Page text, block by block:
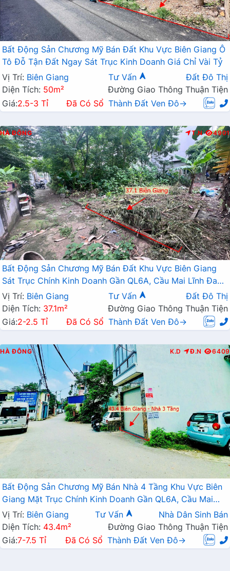
Bất Động Sản Chương Mỹ Bán Đất Khu Vực Biên Giang Ô
Tô Đỗ Tận Đất Ngay Sát Trục Kinh Doanh Giá Chỉ Vài Tỷ
Vị Trí: Biên Giang Tư Vấn
Đất Đô Thị
Diện Tích: 50m²
Đường Giao Thông Thuận Tiện
Giá:2.5-3 Tỉ Đã Có Sổ Thành Đất Ven Đô→
HÀ ĐÔNG T.N 4901
Bất Động Sản Chương Mỹ Bán Đất Khu Vực Biên Giang
Sát Trục Chính Kinh Doanh Gần QL6A, Cầu Mai Lĩnh Đang
Mở Rộng
Vị Trí: Biên Giang Tư Vấn
Đất Đô Thị
Diện Tích: 37.1m²
Đường Giao Thông Thuận Tiện
Giá:2-2.5 Tỉ Đã Có Sổ Thành Đất Ven Đô→
HÀ ĐÔNG K.D Đ.N 6409
Bất Động Sản Chương Mỹ Bán Nhà 4 Tầng Khu Vực Biên
Giang Mặt Trục Chính Kinh Doanh Gần QL6A, Cầu Mai
Lĩnh Đang Mở Rộng
Vị Trí: Biên Giang Tư Vấn
Nhà Dân Sinh Bán
Diện Tích: 43.4m²
Đường Giao Thông Thuận Tiện
Giá:7-7.5 Tỉ Đã Có Sổ Thành Đất Ven Đô→